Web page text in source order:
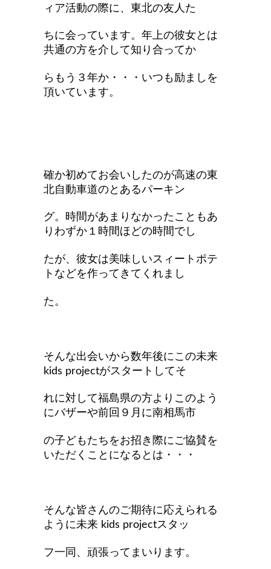
ィア活動の際に、東北の友人た
ちに会っています。年上の彼女とは
共通の方を介して知り合ってか
らもう３年か・・・いつも励ましを
頂いています。
確か初めてお会いしたのが高速の東
北自動車道のとあるパーキン
グ。時間があまりなかったこともあ
りわずか１時間ほどの時間でし
たが、彼女は美味しいスィートポテ
トなどを作ってきてくれまし
た。
そんな出会いから数年後にこの未来
kids projectがスタートしてそ
れに対して福島県の方よりこのよう
にバザーや前回９月に南相馬市
の子どもたちをお招き際にご協賛を
いただくことになるとは・・・
そんな皆さんのご期待に応えられる
ように未来 kids projectスタッ
フ一同、頑張ってまいります。